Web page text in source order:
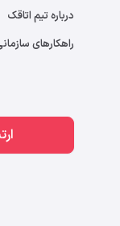
درباره تیم اتاقک
راهکارهای